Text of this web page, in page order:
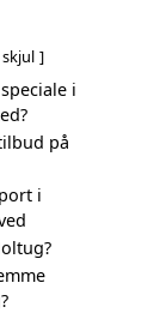
skjul
i
på
i